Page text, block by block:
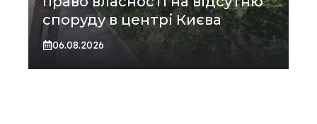
споруду в центрі Києва
06.08.2026